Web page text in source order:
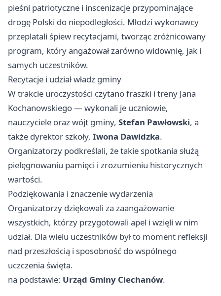
pieśni patriotyczne i inscenizacje przypominające
drogę Polski do niepodległości. Młodzi wykonawcy
przeplatali śpiew recytacjami, tworząc zróżnicowany
program, który angażował zarówno widownię, jak i
samych uczestników.
Recytacje i udział władz gminy
W trakcie uroczystości czytano fraszki i treny Jana
Kochanowskiego — wykonali je uczniowie,
nauczyciele oraz wójt gminy, Stefan Pawłowski, a
także dyrektor szkoły, Iwona Dawidzka.
Organizatorzy podkreślali, że takie spotkania służą
pielęgnowaniu pamięci i zrozumieniu historycznych
wartości.
Podziękowania i znaczenie wydarzenia
Organizatorzy dziękowali za zaangażowanie
wszystkich, którzy przygotowali apel i wzięli w nim
udział. Dla wielu uczestników był to moment refleksji
nad przeszłością i sposobność do wspólnego
uczczenia święta.
na podstawie: Urząd Gminy Ciechanów.